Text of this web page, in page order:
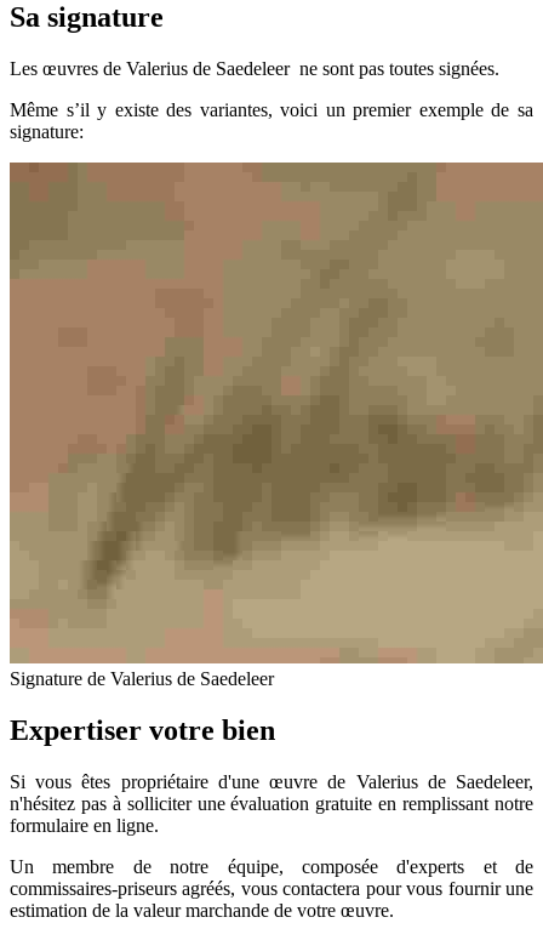
Sa signature
Les œuvres de Valerius de Saedeleer ne sont pas toutes signées.
Même s’il y existe des variantes, voici un premier exemple de sa
signature:
Signature de Valerius de Saedeleer
Expertiser votre bien
Si vous êtes propriétaire d'une œuvre de Valerius de Saedeleer,
n'hésitez pas à solliciter une évaluation gratuite en remplissant notre
formulaire en ligne.
Un membre de notre équipe, composée d'experts et de
commissaires-priseurs agréés, vous contactera pour vous fournir une
estimation de la valeur marchande de votre œuvre.